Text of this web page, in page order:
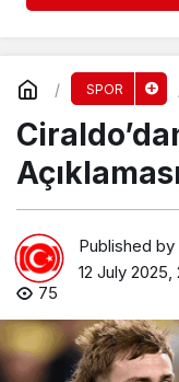
SPOR
Published by
12 July 2025,
75